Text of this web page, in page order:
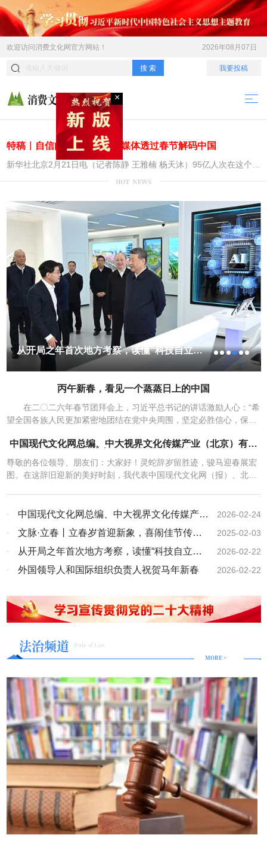
×
欢迎访问消费文化网官方网站！ 2026年08月07日
搜 索 我要投稿
特稿｜自信向未来——全球媒体透过春节解码中国
新华社北京2月21日电（记者陈静 王雅楠 杨天沐）95亿人次在这个节
界面前。 在全球媒体的“聚光灯”下，春节不仅是辞旧迎新、团圆
和谐的传统节日，更是一个窥见中国经济活力、创新能力与文化魅力
的重要窗口，世界看到了一个“自信向未来”的中国。 带动经济的
庞大引擎 “火车准时驶离上海。窗外，整个国家正在流动。”这是
西班牙《世界报》记者卢卡斯·德拉卡尔笔下的中国见闻。农历春节前
夕，他融入春运铁路客流潮，开启“一趟12小时的春节之旅”。 高
架公路与巨大的桥梁横跨田野，起重机在地平线上随处可见……德拉
卡尔感慨：“中国给人的印象是，建设的脚步从未停歇。”令他感叹
的，还有“指尖上的便利”：扫码点餐、送餐到座，旅途中的一顿午餐
也能折射出中国生活的高效便捷。 “2026年中国春节的一大亮
点，是外国游客数量的强劲增长。”《秘鲁21世纪报》报道说，旅行便
利化措施的进一步实施，为中国旅游业带来了“乐观数据”。旅游平台
数据显示，2026年春节期间，中国的入境游人次同比翻了一番。
2月17日，外国游客在北京龙潭湖公园逛春节文化庙会。新华社发
大的“免签朋友圈”。俄罗斯主流媒体《俄罗斯报》报道，数据显示，
2026年春节期间，俄罗斯游客赴华旅行预订量同比增长471%。免签
政策帮助外国游客更方便到中国过年，持续推动赴华旅游热潮。
中国农历马年春节。韩国广播公司报道说，在为期40天的春运期间，
动意味着“移动中的消费”——9天的“史上最长假期”有望创造消费新纪
录，尤其当“以旧换新”政策与春节消费叠加，预计将产生更大的经济
求强劲，一些游客的偏好从传统团体游转向深度体验游……马来西亚
《星洲日报》网站刊发的报道注意到消费结构新变化，这些新趋势“均
观察到，春运展现出更强的服务导向。坦桑尼亚主流媒体《卫报》报
道说，2026年春运呈现出细分化、体验驱动的消费趋势，并伴随交通
比例较高的家庭团，铁路部门提供人工通道、快速通道以及专门的现
场引导…… 2月19日，在铁路浙江嘉兴南站站台，工作人员搀扶
（金鹏摄） 匈牙利前驻上海总领事霍尔瓦特·列文特赞叹中国春节
展现的“消费爆发力”。他在匈牙利“索引”新闻网撰文说，中国春节“不
的消费支出超过一年中的任何其他时期。 科技创新的展示窗
口 “我们只在科幻电影中见过的武术盛宴”“当好莱坞还在拍摄《终
结者》系列电影时，中国已经在展示真正的机器人”——匈牙利和泰国
媒体如此点评春晚舞台上的“人机共武”。 让外媒惊叹的，不仅是
机器人高超的武艺，更是中国技术发展的速度。德国《焦点》周刊发
现，与2025年春晚节目相比，新一代人形机器人已解决平衡难题——
如今不仅能做后空翻，还能挥舞双节棍。路透社援引施蒂勒技术与市
场咨询公司亚洲区主管格奥尔格·施蒂勒的观点说，仅一年时间，机器
人的性能就得到了显著提升，“这体现了中国企业对开发机器人‘大
脑’的重视”。 2月18日，游客在安徽省黟县西递古村观看机器人表
演。新华社发（施亚磊摄） 喀麦隆“非洲数字商业”网站说，2026
年春晚亮相的机器人标志着“一个巨大的飞跃”，中国的人工智能展现
强大实力。保加利亚国家电视台评论说，在春晚上，人们看到“中国的
第三届郦道元文学大赛颁奖盛典暨南国文学
研讨会在北京举行
丙午新春，看见一个蒸蒸日上的中国
在二〇二六年春节团拜会上，习近平总书记的讲话激励人心：“希
望全国各族人民更加紧密地团结在党中央周围，坚定必胜信心，保持
更加美好的未来。” 丙午新春，神州大地流光溢彩，涌动的人潮、
火热的消费，生动诠释着国内大市场的强劲韧性；“中国红”点亮世
界、免签政策联通中外，尽显大国开放的包容胸怀；无数奋斗者以只
争朝夕的拼搏实干，为高质量发展积蓄磅礴动能…… 透过春节这
扇窗口，世界看见一个活力澎湃、蒸蒸日上的中国。 出行火热，
流动中国春光好 2月15日，位于港珠澳大桥珠海公路口岸的粤港
澳海上花市，朵朵年花姹紫嫣红，迎春绽放。 “买几支花装点一下
家里，寓意花开富贵。”从香港自驾而来的何女士手捧花束，笑意盈
盈。 马年新春，“港车北上”“澳车北上”与“粤车南下”相向而行，粤
港澳三地“串门过年”成为热潮。2月19日，港珠澳大桥珠海公路口岸单
日客流达17.2万人次，创历史新高。 2月20日，游客在澳门议事
带动旺盛出行需求。交通运输部数据显示，2026年春节假期全社会跨
区域人员流动量预计超28亿人次。 在江西景德镇，感受传承千
年、技巧精湛的非遗手工制瓷；在四川自贡，步入中华彩灯大世界，
景、体验非遗民俗……这个假期，人们在行走中感受山河壮阔，在驻
足间品味文脉悠长。 敞开放怀抱，迎四海宾朋。丙午马年第一
签“朋友圈”增至50国。 “过了一个最地道的春节，我感到很满
足。”在中国感受新春氛围的英国游客约瑟夫笑着说。 在免签国家
范围扩大、离境退税优化升级、社交媒体“种草”等推动下，“到中国过
春节”成为众多海外游客的新风尚。国家移民管理局预测，今年春节假
期全国口岸日均出入境旅客将超205万人次，较去年同期增长
14.1%。 2月17日，外国游客在广东肇庆宋城骑楼街观赏龙狮巡
游。新华社发（刘春林摄） 人潮流动，暖意随行。春节假期，河
北引入无人机巡查与智能调度系统，疏堵保畅处置更加高效；山东青
岛机场部署航空器除防霜设备和作业力量；安徽蚌埠南站增开高峰时
段安检通道，并为老幼病残孕等重点旅客提供帮扶……各地以精细化
服务筑牢出行保障，温暖万千旅途。 人享其行，货畅其流。交通
运输部数据显示，2月16日至2月22日，国家铁路累计运输货物
6568.7万吨；邮政快递累计揽收量约8.06亿件，累计投递量约6.3亿
中国现代文化网总编、中大视界文化传媒产业（北京）有限
尊敬的各位领导、朋友们：大家好！灵蛇辞岁留胜迹，骏马迎春展宏
图。在这辞旧迎新的美好时刻，我代表中国现代文化网（报）、北京
委员会、消费文化网、郦道元文学院、中研文化传媒（安阳）有限责
们的社会各界人士表示诚挚的谢意！岁月不居，文脉恒昌；初心如
磐，步履铿锵。回首2025年，是中国文化领域深耕笃行、硕果盈枝的
一年。这一年，我们锚定文化传承与创新的时代使命，凝聚全国文化
力量，开展了一系列兼具深度与温度的文化实践。2026年由中华人民
视界文化传媒产业（北京）有限公司续期了《广播电视节目制作经营
许可证》。我们成功举办“全国第四届郦道元文学奖”征文活动，并在
山西五台山举办颁奖盛典，以文学活动搭建交流桥梁，彰显当代文学
的精神力量；我们联袂推出“甲骨文书法艺术展”，跨越千年时空，让
刻在甲骨上的文明密码焕发新时代的生机与活力；持续开展了“全国道
品、百佳地方特色产品”“郦道元文学院签约作家”“实力派优秀作家、优
秀书画家”等推选活动和《中国现代文化》杂志编委、签约作家；依托
郦道元文学院搭建创作平台，在山西设立文学创作基地等。与中国教
育电视台、河南电视台等媒体合作，让优秀文化作品借助主流媒介走
向更广阔的天地，得到了全国新老朋友的认可与赞誉，受到国家有关
领导的关心赞扬。做为一名文艺工作者、一名民建会员、一名政协常
委、一名新的社会阶层人士联谊会、党外知识分子联谊会副会长，积
极参加政协、民建培训，撰写的提案、社情民意先后撰写了《关于推
进文化和科技深度融合发展的建议》《关于全面规范佛教教职人员网
上直播的社情民意》《关于加强网络平台封建迷信用品及内容监管的
建议》《关于加强联动完善和创新社会治理的建议》等提案和社情民
意四十余件，被市政协采用，得到了领导的关注和相关部门的重视，
取得了很好效果。成绩的突出被政协安阳市委聘请为社情民意信息
·
中国现代文化网总编、中大视界文化传媒产业
（北京）有限公司董事会主席林膑新年贺词
2026-02-24
·
文脉·立春丨立春岁首迎新象，喜闹佳节传古
风
2025-02-03
·
从开局之年首次地方考察，读懂“科技自立自
强”的深意
2026-02-22
· 外国领导人和国际组织负责人祝贺马年新春 2026-02-22
法治频道
Rule of Law
MORE +